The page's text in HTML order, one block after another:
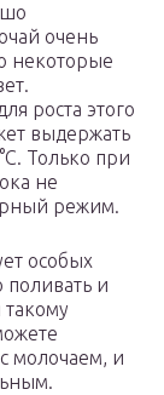
очень
некоторые
роста этого
выдержать
Только при
не
режим.
особых
поливать и
молочаем, и